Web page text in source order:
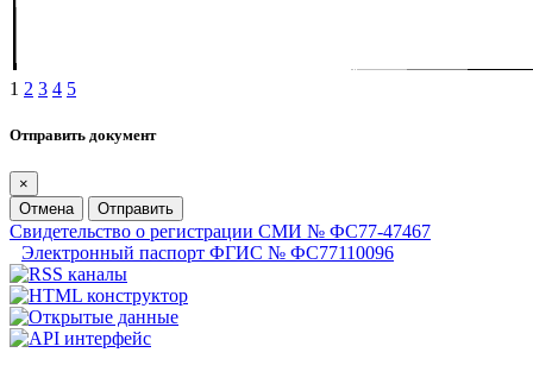
1 2 3 4 5
Отправить документ
×
Отмена
Отправить
Свидетельство о регистрации СМИ № ФС77-47467
Электронный паспорт ФГИС № ФС77110096